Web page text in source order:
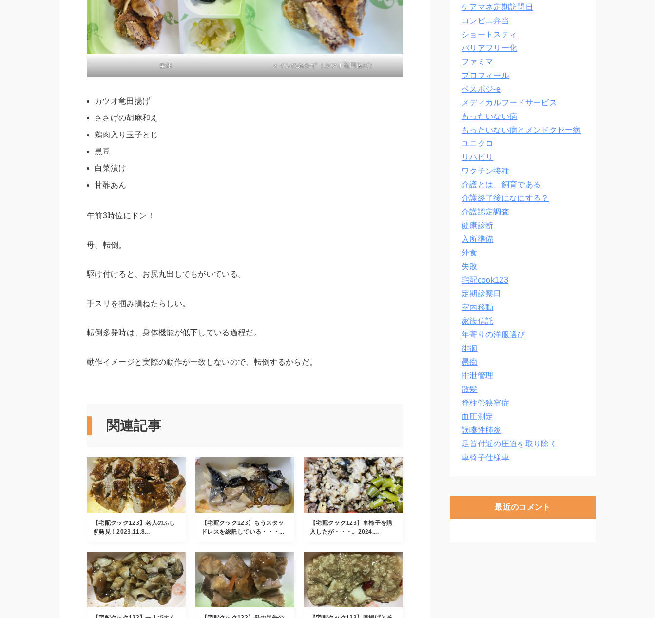
全体 メインのおかず（カツオ竜田揚げ）
カツオ竜田揚げ
ささげの胡麻和え
鶏肉入り玉子とじ
黒豆
白菜漬け
甘酢あん
午前3時位にドン！
母、転倒。
駆け付けると、お尻丸出しでもがいている。
手スリを掴み損ねたらしい。
転倒多発時は、身体機能が低下している過程だ。
動作イメージと実際の動作が一致しないので、転倒するからだ。
関連記事
【宅配クック123】老人のふし
ぎ発見！2023.11.8...
【宅配クック123】もうスタッ
ドレスを総託している・・・...
【宅配クック123】車椅子を購
入したが・・・。2024....
ケアマネ定期訪問日
コンビニ弁当
ショートスティ
バリアフリー化
ファミマ
プロフィール
ベスポジ-e
メディカルフードサービス
もったいない病
もったいない病とメンドクセー病
ユニクロ
リハビリ
ワクチン接種
介護とは、飼育である
介護終了後になにする？
介護認定調査
健康診断
入所準備
外食
失敗
宅配cook123
定期診察日
室内移動
家族信託
年寄りの洋服選び
徘徊
愚痴
排泄管理
散髪
脊柱管狭窄症
血圧測定
誤嚥性肺炎
足首付近の圧迫を取り除く
車椅子仕様車
最近のコメント